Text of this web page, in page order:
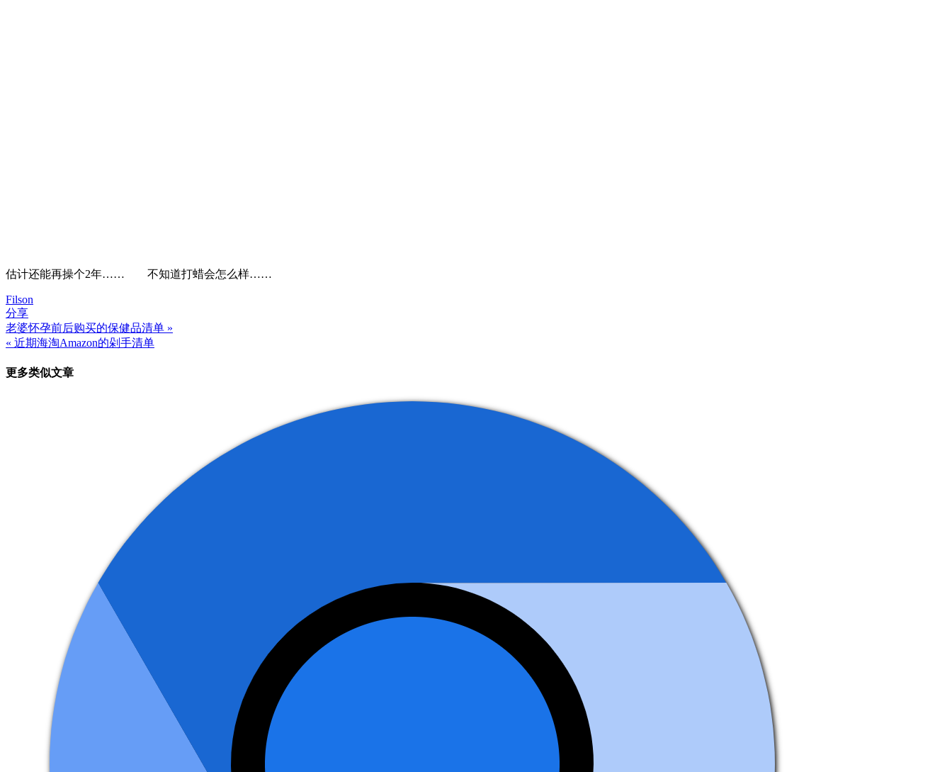
估计还能再操个2年…… 不知道打蜡会怎么样……
Filson
分享
文
章
导
老婆怀孕前后购买的保健品清单 »
« 近期海淘Amazon的剁手清单
更多类似文章